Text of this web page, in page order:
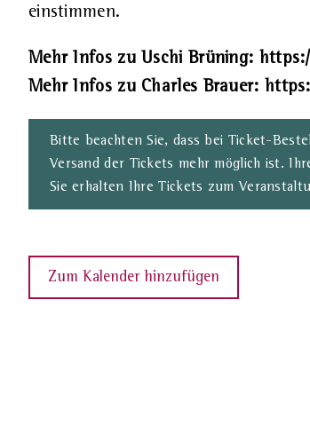
einstimmen.
Mehr Infos zu Uschi Brüning:
Mehr Infos zu Charles Brauer:
Bitte beachten Sie, dass bei Ticket-
Versand der Tickets mehr möglich ist.
Sie erhalten Ihre Tickets zum
Zum Kalender hinzufügen